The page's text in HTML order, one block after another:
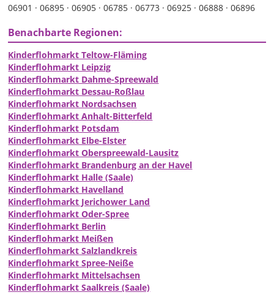
06901 ·06895 ·06905 ·06785 ·06773 ·06925 ·06888 ·06896
Benachbarte Regionen:
Kinderflohmarkt Teltow-Fläming
Kinderflohmarkt Leipzig
Kinderflohmarkt Dahme-Spreewald
Kinderflohmarkt Dessau-Roßlau
Kinderflohmarkt Nordsachsen
Kinderflohmarkt Anhalt-Bitterfeld
Kinderflohmarkt Potsdam
Kinderflohmarkt Elbe-Elster
Kinderflohmarkt Oberspreewald-Lausitz
Kinderflohmarkt Brandenburg an der Havel
Kinderflohmarkt Halle (Saale)
Kinderflohmarkt Havelland
Kinderflohmarkt Jerichower Land
Kinderflohmarkt Oder-Spree
Kinderflohmarkt Berlin
Kinderflohmarkt Meißen
Kinderflohmarkt Salzlandkreis
Kinderflohmarkt Spree-Neiße
Kinderflohmarkt Mittelsachsen
Kinderflohmarkt Saalkreis (Saale)